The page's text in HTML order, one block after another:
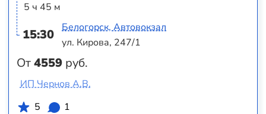
5 ч 45 м
15:30
От4559 руб.
Белогорск, Автовокзал
ул. Кирова, 247/1
ИП Чернов А.В.
5
1